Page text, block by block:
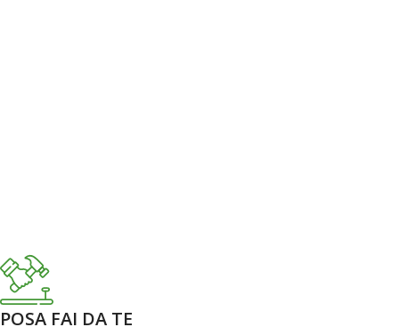
POSA FAI DA TE